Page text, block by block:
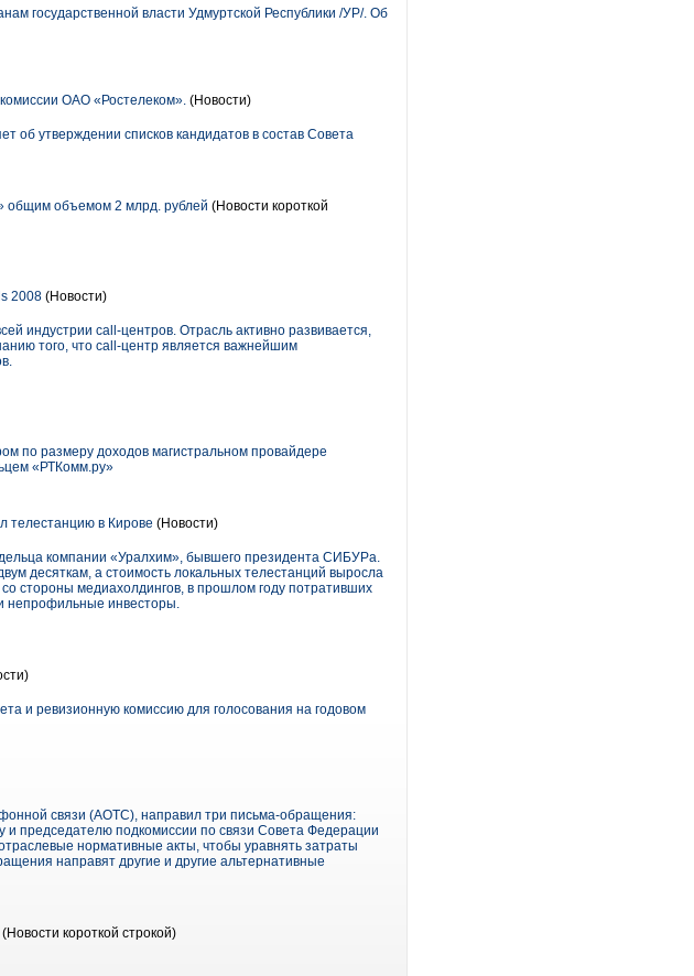
государственной власти Удмуртской Республики /УР/. Об
ОАО «Ростелеком». (Новости)
об утверждении списков кандидатов в состав Совета
общим объемом 2 млрд. рублей (Новости короткой
2008 (Новости)
индустрии call-центров. Отрасль активно развивается,
того, что call-центр является важнейшим
по размеру доходов магистральном провайдере
«РТКомм.ру»
телестанцию в Кирове (Новости)
компании «Уралхим», бывшего президента СИБУРа.
десяткам, а стоимость локальных телестанций выросла
стороны медиахолдингов, в прошлом году потративших
и непрофильные инвесторы.
и ревизионную комиссию для голосования на годовом
связи (АОТС), направил три письма-обращения:
и председателю подкомиссии по связи Совета Федерации
нормативные акты, чтобы уравнять затраты
направят другие и другие альтернативные
(Новости короткой строкой)